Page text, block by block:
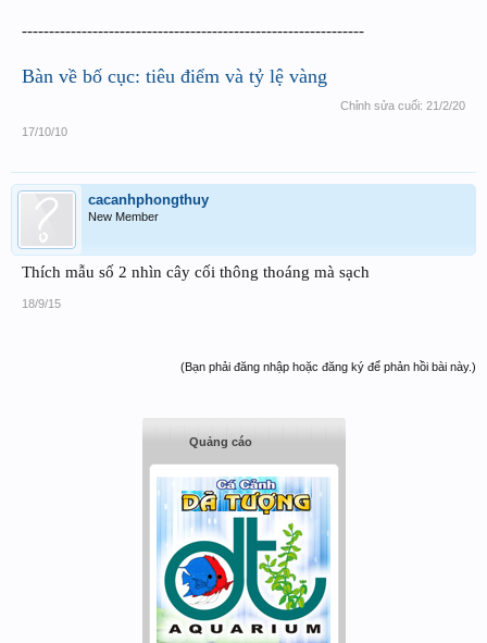
---------------------------------------------------------------
Bàn về bố cục: tiêu điểm và tỷ lệ vàng
Chỉnh sửa cuối: 21/2/20
17/10/10
cacanhphongthuy
New Member
Thích mẫu số 2 nhìn cây cối thông thoáng mà sạch
18/9/15
(Bạn phải đăng nhập hoặc đăng ký để phản hồi bài này.)
Quảng cáo